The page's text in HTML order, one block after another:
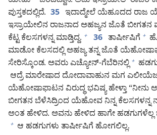
ಪುಸ್ತಕದಲ್ಲಿದೆ. 35 ಇದಾದ್ಮೇಲೆ ಯೆಹೂದದ ರಾಜ
ಇಸ್ರಾಯೇಲಿನ ರಾಜನಾದ ಅಹಜ್ಯನ ಜೊತೆ ಬೀಗತನ
ಕೆಟ್ಟ ಕೆಲಸಗಳನ್ನ ಮಾಡ್ತಿದ್ದ. + 36 ತಾರ್ಷೀಷಿಗೆ +
ಮಾಡೋ ಕೆಲಸದಲ್ಲಿ ಅಹಜ್ಯ ತನ್ನ ಜೊತೆ
ಸೇರಿಸ್ಕೊಂಡ. ಅವರು ಎಚ್ಯೋನ್‌-ಗೆಬೆರಿನಲ್ಲಿ +
ಆದ್ರೆ ಮಾರೇಷಾದ ದೋದಾವಾಹುನ ಮಗ
ಯೆಹೋಷಾಫಾಟನ ವಿರುದ್ಧ ಭವಿಷ್ಯ ಹೇಳ್ತಾ “ನೀನು
ಬೀಗತನ ಬೆಳೆಸಿದ್ರಿಂದ ಯೆಹೋವ ನಿನ್ನ ಕೆಲಸಗಳನ್ನ
ಅಂತ ಹೇಳಿದ. ಅವನು ಹೇಳಿದ ಹಾಗೇ
+ ಆ ಹಡಗುಗಳು ತಾರ್ಷೀಷಿಗೆ ಹೋಗಲಿಲ್ಲ.